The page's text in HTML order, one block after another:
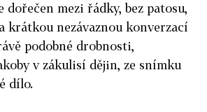
mezi řádky, bez patosu,
krátkou nezávaznou konverzací
podobné drobnosti,
v zákulisí dějin, ze snímku
dílo.